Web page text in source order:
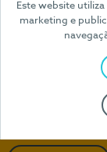
Este website
marketing e